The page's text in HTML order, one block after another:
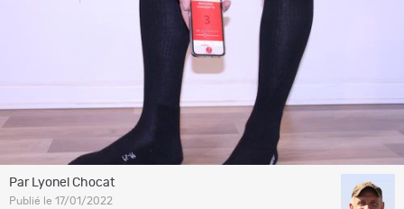
Par Lyonel Chocat
Publié le 17/01/2022